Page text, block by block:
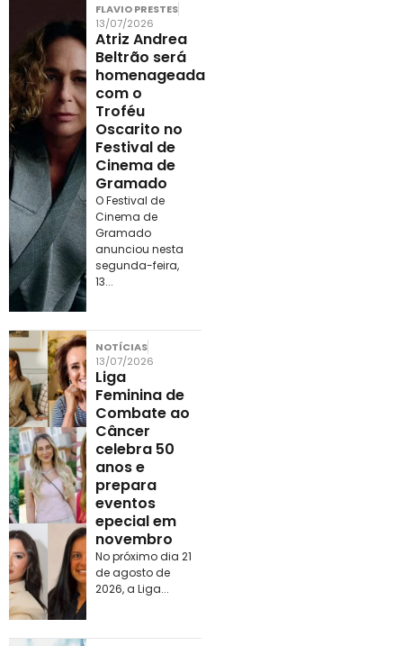
FLAVIO PRESTES
13/07/2026
Atriz Andrea
Beltrão será
homenageada
com o
Troféu
Oscarito no
Festival de
Cinema de
Gramado
O Festival de
Cinema de
Gramado
anunciou nesta
segunda-feira,
13...
NOTÍCIAS
13/07/2026
Liga
Feminina de
Combate ao
Câncer
celebra 50
anos e
prepara
eventos
epecial em
novembro
No próximo dia 21
de agosto de
2026, a Liga...